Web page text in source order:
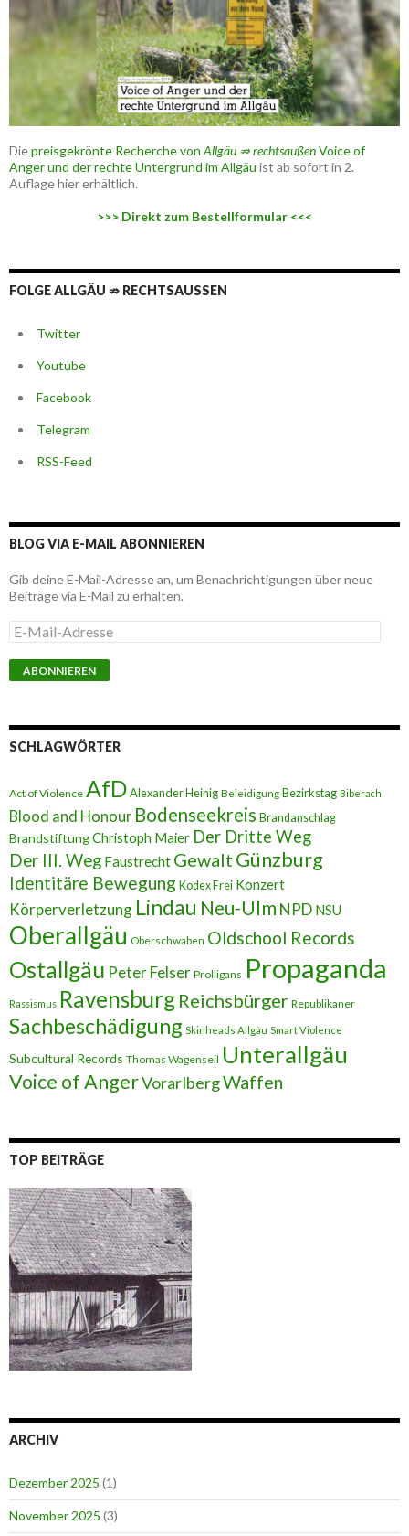
Diepreisgekrönte Recherche von Allgäu ⇏ rechtsaußenVoice of
Anger und der rechte Untergrund im Allgäu ist ab sofort in 2.
Auflage hier erhältlich.
>>> Direkt zum Bestellformular <<<
FOLGE ALLGÄU ⇏ RECHTSAUSSEN
Twitter
Youtube
Facebook
Telegram
RSS-Feed
BLOG VIA E-MAIL ABONNIEREN
Gib deine E-Mail-Adresse an, um Benachrichtigungen über neue
Beiträge via E-Mail zu erhalten.
E
-
M
a
-
A
e
s
s
e
SCHLAGWÖRTER
Act of Violence AfDAlexander Heinig Beleidigung Bezirkstag Biberach
Blood and Honour Bodenseekreis Brandanschlag
BrandstiftungChristoph Maier Der Dritte Weg
Der III. Weg Faustrecht Gewalt Günzburg
Identitäre Bewegung Kodex Frei Konzert
Körperverletzung Lindau Neu-Ulm NPD NSU
Oberallgäu Oberschwaben Oldschool Records
Ostallgäu Peter Felser Prolligans Propaganda
Rassismus Ravensburg Reichsbürger Republikaner
Sachbeschädigung Skinheads Allgäu Smart Violence
Subcultural Records Thomas Wagenseil Unterallgäu
Voice of AngerVorarlbergWaffen
TOP BEITRÄGE
ARCHIV
Dezember 2025 (1)
November 2025 (3)